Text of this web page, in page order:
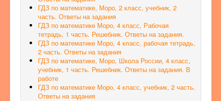
ГДЗ по математике, Моро, 2 класс, учебник, 2
часть. Ответы на задания
ГДЗ по математике Моро, 4 класс, Рабочая
тетрадь, 1 часть. Решебник. Ответы на задания.
ГДЗ по математике Моро, 4 класс, рабочая тетрадь,
2 часть. Ответы на задания
ГДЗ по математике, Моро, Школа России, 4 класс,
учебник, 1 часть. Решебник. Ответы на задания. В
работе
ГДЗ по математике Моро, 4 класс, учебник, 2 часть.
Ответы на задания